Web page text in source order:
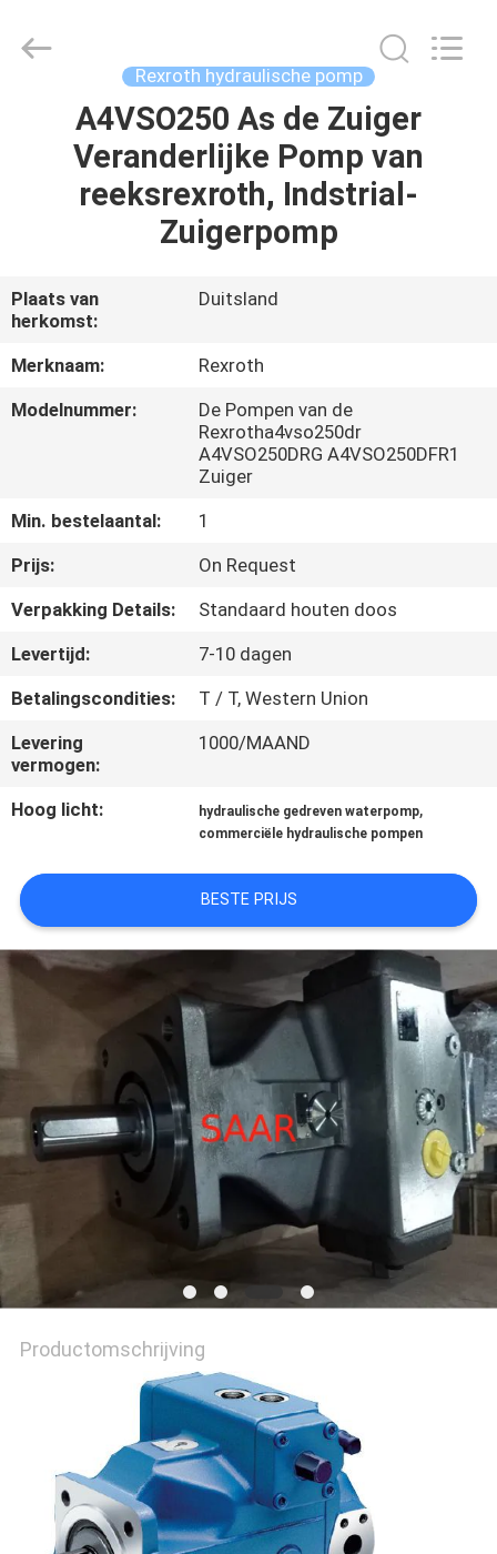
PRODUCTEN
ONS
FABRIEKSREIS
KWALITEITSCONTROLE
CONTACTEER
ONS
VERZOEK
OM EEN
CITAAT
SITEMAP
POLICY
Electronic
Limited.
Rexroth hydraulische pomp
A4VSO250 As de Zuiger
Veranderlijke Pomp van
reeksrexroth, Indstrial-
Zuigerpomp
Plaats van
herkomst:
Duitsland
Merknaam:
Rexroth
Modelnummer:
De Pompen van de
Rexrotha4vso250dr
A4VSO250DRG A4VSO250DFR1
Zuiger
Min. bestelaantal:
1
Prijs:
On Request
Verpakking Details:
Standaard houten doos
Levertijd:
7-10 dagen
Betalingscondities:
T / T, Western Union
Levering
vermogen:
1000/MAAND
Hoog licht: hydraulische gedreven waterpomp,
commerciële hydraulische pompen
BESTE PRIJS
Productomschrijving